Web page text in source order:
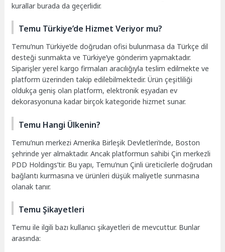
kurallar burada da geçerlidir.
Temu Türkiye’de Hizmet Veriyor mu?
Temu’nun Türkiye’de doğrudan ofisi bulunmasa da Türkçe dil
desteği sunmakta ve Türkiye’ye gönderim yapmaktadır.
Siparişler yerel kargo firmaları aracılığıyla teslim edilmekte ve
platform üzerinden takip edilebilmektedir. Ürün çeşitliliği
oldukça geniş olan platform, elektronik eşyadan ev
dekorasyonuna kadar birçok kategoride hizmet sunar.
Temu Hangi Ülkenin?
Temu’nun merkezi Amerika Birleşik Devletleri’nde, Boston
şehrinde yer almaktadır. Ancak platformun sahibi Çin merkezli
PDD Holdings’tir. Bu yapı, Temu’nun Çinli üreticilerle doğrudan
bağlantı kurmasına ve ürünleri düşük maliyetle sunmasına
olanak tanır.
Temu Şikayetleri
Temu ile ilgili bazı kullanıcı şikayetleri de mevcuttur. Bunlar
arasında: